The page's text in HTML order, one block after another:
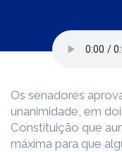
Os senadores
unanimidade, em
Constituição que
máxima para que